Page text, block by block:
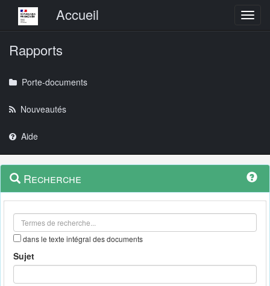
Menu principalAccueil
Rapports
Porte-documents
Nouveautés
Aide
Navigation
outils
Menu
contextuel
Recherche
dans le texte intégral des documents
Sujet